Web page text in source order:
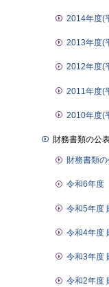
2014年度(
2013年度(
2012年度(
2011年度(
2010年度(
財務書類の公
財務書類
令和6年度
令和5年度
令和4年度
令和3年度
令和2年度